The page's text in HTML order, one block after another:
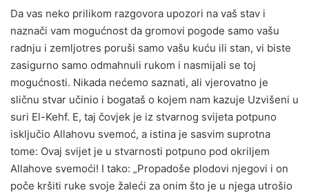
Da vas neko prilikom razgovora upozori na vaš stav i
naznači vam mogućnost da gromovi pogode samo vašu
radnju i zemljotres poruši samo vašu kuću ili stan, vi biste
zasigurno samo odmahnuli rukom i nasmijali se toj
mogućnosti. Nikada nećemo saznati, ali vjerovatno je
sličnu stvar učinio i bogataš o kojem nam kazuje Uzvišeni u
suri El-Kehf. E, taj čovjek je iz stvarnog svijeta potpuno
isključio Allahovu svemoć, a istina je sasvim suprotna
tome: Ovaj svijet je u stvarnosti potpuno pod okriljem
Allahove svemoći! I tako: „Propadoše plodovi njegovi i on
poče kršiti ruke svoje žaleći za onim što je u njega utrošio